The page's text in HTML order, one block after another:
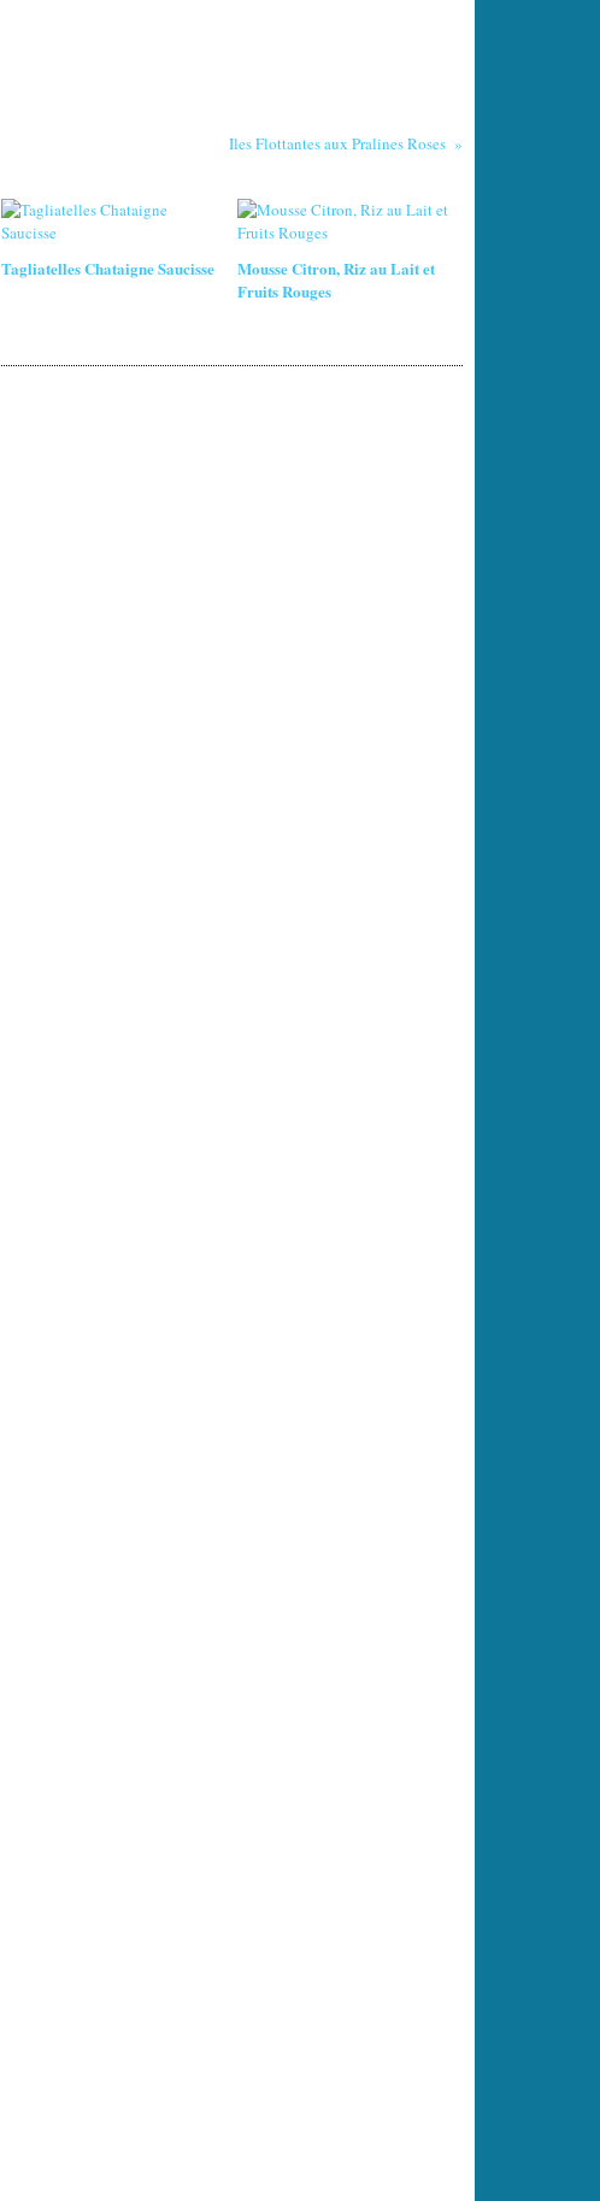
Iles Flottantes aux Pralines Roses
Tagliatelles Chataigne Saucisse
Mousse Citron, Riz au Lait et
Fruits Rouges